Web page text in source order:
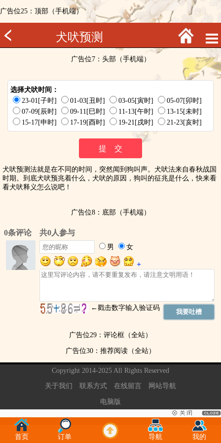
广告位25：顶部（手机端）
犬吠预测
广告位7：头部（手机端）
选择犬吠时间：
23-01[子时]
01-03[丑时] 03-05[寅时]
05-07[卯时]
07-09[辰时]
09-11[巳时] 11-13[午时]
13-15[未时]
15-17[申时]
17-19[酉时] 19-21[戌时] 21-23[亥时]
犬吠预测法就是在不同的时间，突然闻到狗叫声。犬吠法来自春秋战国
时期。到底犬吠预兆着什么，犬吠的原因，狗叫的征兆是什么，快来看
看犬吠释义怎么说吧！
广告位8：底部（手机端）
广告位29：评论框（全站）
广告位30：推荐阅读（全站）
Copyright 2014-2025 All Rights Reserved
关于我们 联系方式 在线留言 网站导航
电脑版
当前页面执行的时间：0.02秒
首页 订单 导航 我的